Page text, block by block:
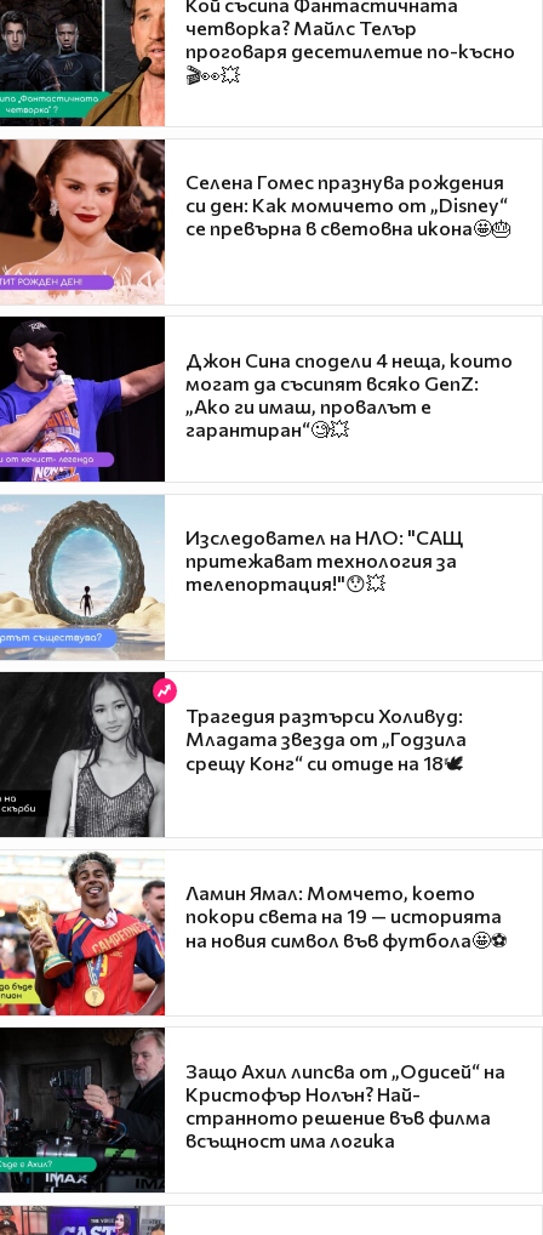
четворка? Майлс Телър
проговаря десетилетие по-късно
🎬👀💥
Селена Гомес празнува рождения
си ден: Как момичето от „Disney“
се превърна в световна икона🤩🎂
Джон Сина сподели 4 неща, които
могат да съсипят всяко GenZ:
„Ако ги имаш, провалът е
гарантиран“🧐💥
Изследовател на НЛО: "САЩ
притежават технология за
телепортация!"😯💥
Трагедия разтърси Холивуд:
Младата звезда от „Годзила
срещу Конг“ си отиде на 18🕊️
Ламин Ямал: Момчето, което
покори света на 19 — историята
на новия символ във футбола🤩⚽
Защо Ахил липсва от „Одисей“ на
Кристофър Нолън? Най-
странното решение във филма
всъщност има логика